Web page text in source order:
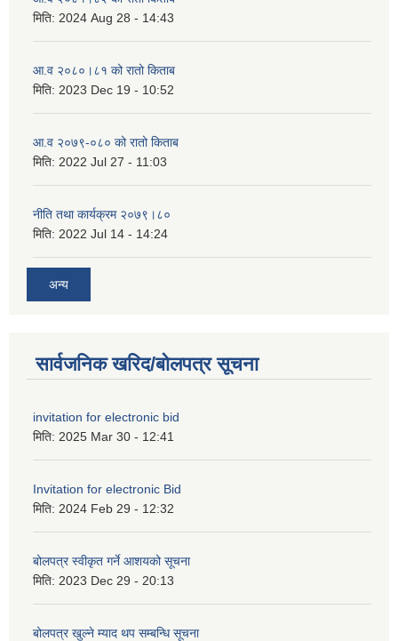
मिति: 2024 Aug 28 - 14:43
आ.व २०८०।८१ को रातो किताब
मिति: 2023 Dec 19 - 10:52
आ.व २०७९-०८० को रातो किताब
मिति: 2022 Jul 27 - 11:03
नीति तथा कार्यक्रम २०७९।८०
मिति: 2022 Jul 14 - 14:24
अन्य
सार्वजनिक खरिद/बोलपत्र सूचना
invitation for electronic bid
मिति: 2025 Mar 30 - 12:41
Invitation for electronic Bid
मिति: 2024 Feb 29 - 12:32
बोलपत्र स्वीकृत गर्ने आशयको सूचना
मिति: 2023 Dec 29 - 20:13
बोलपत्र खुल्ने म्याद थप सम्बन्धि सूचना